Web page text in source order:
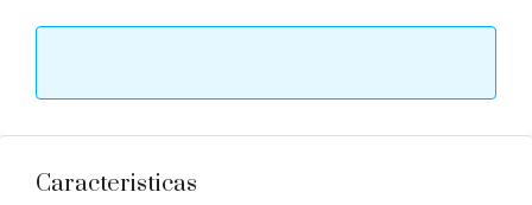
Caracteristicas